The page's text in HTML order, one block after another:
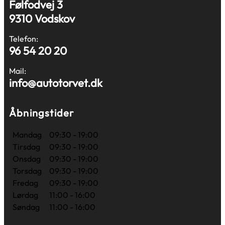
Følfodvej 3
9310 Vodskov
Telefon:
96 54 20 20
Mail:
info@autotorvet.dk
Åbningstider
Mandag
09:30 - 19:00
Tirsdag
09:30 - 19:00
Onsdag
09:30 - 19:00
Torsdag
09:30 - 19:00
Fredag
09:30 - 19:00
Lørdag
11:00 - 16:00
Søndag
11:00 - 16:00